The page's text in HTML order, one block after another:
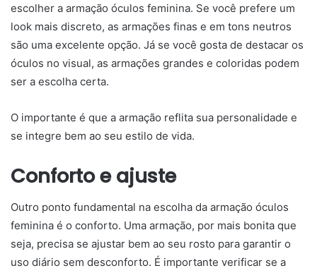
escolher a armação óculos feminina. Se você prefere um
look mais discreto, as armações finas e em tons neutros
são uma excelente opção. Já se você gosta de destacar os
óculos no visual, as armações grandes e coloridas podem
ser a escolha certa.
O importante é que a armação reflita sua personalidade e
se integre bem ao seu estilo de vida.
Conforto e ajuste
Outro ponto fundamental na escolha da armação óculos
feminina é o conforto. Uma armação, por mais bonita que
seja, precisa se ajustar bem ao seu rosto para garantir o
uso diário sem desconforto. É importante verificar se a